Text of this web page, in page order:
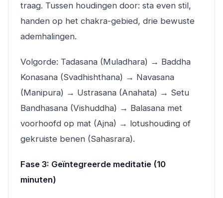
traag. Tussen houdingen door: sta even stil,
handen op het chakra-gebied, drie bewuste
ademhalingen.
Volgorde: Tadasana (Muladhara) → Baddha
Konasana (Svadhishthana) → Navasana
(Manipura) → Ustrasana (Anahata) → Setu
Bandhasana (Vishuddha) → Balasana met
voorhoofd op mat (Ajna) → lotushouding of
gekruiste benen (Sahasrara).
Fase 3: Geïntegreerde meditatie (10
minuten)